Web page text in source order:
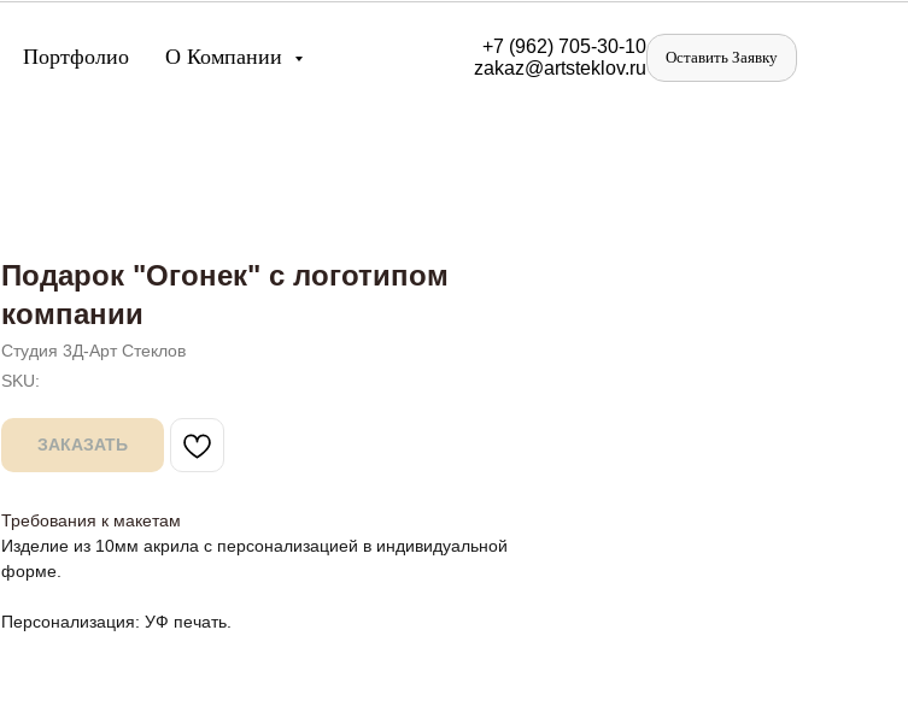
Портфолио О Компании +7 (962) 705-30-10
zakaz@artsteklov.ru
Оставить Заявку
Подарок "Огонек" с логотипом
компании
Студия 3Д-Арт Стеклов
SKU:
ЗАКАЗАТЬ
Требования к макетам
Изделие из 10мм акрила с персонализацией в индивидуальной
форме.
Персонализация: УФ печать.